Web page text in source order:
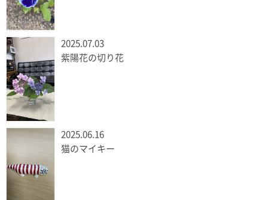
2025.07.03
紫陽花の切り花
2025.06.16
猫のマイキー